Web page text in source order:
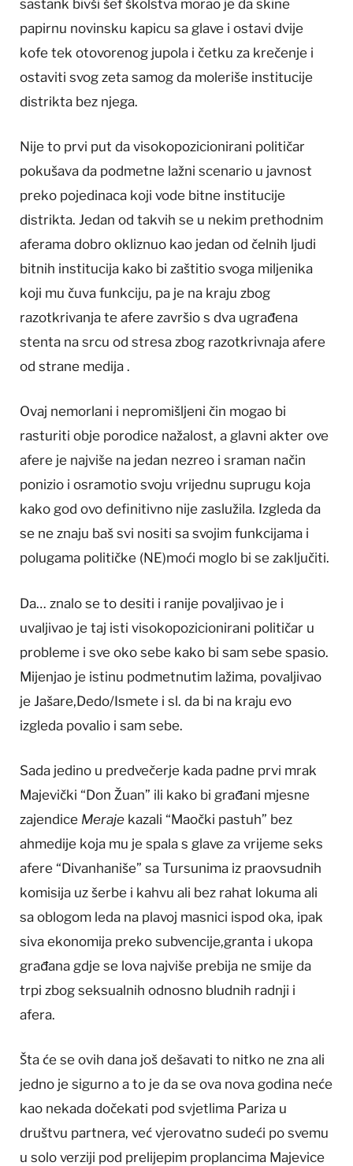
sastank bivši šef školstva morao je da skine
papirnu novinsku kapicu sa glave i ostavi dvije
kofe tek otovorenog jupola i četku za krečenje i
ostaviti svog zeta samog da moleriše institucije
distrikta bez njega.
Nije to prvi put da visokopozicionirani političar
pokušava da podmetne lažni scenario u javnost
preko pojedinaca koji vode bitne institucije
distrikta. Jedan od takvih se u nekim prethodnim
aferama dobro okliznuo kao jedan od čelnih ljudi
bitnih institucija kako bi zaštitio svoga miljenika
koji mu čuva funkciju, pa je na kraju zbog
razotkrivanja te afere završio s dva ugrađena
stenta na srcu od stresa zbog razotkrivnaja afere
od strane medija .
Ovaj nemorlani i nepromišljeni čin mogao bi
rasturiti obje porodice nažalost, a glavni akter ove
afere je najviše na jedan nezreo i sraman način
ponizio i osramotio svoju vrijednu suprugu koja
kako god ovo definitivno nije zaslužila. Izgleda da
se ne znaju baš svi nositi sa svojim funkcijama i
polugama političke (NE)moći moglo bi se zaključiti.
Da… znalo se to desiti i ranije povaljivao je i
uvaljivao je taj isti visokopozicionirani političar u
probleme i sve oko sebe kako bi sam sebe spasio.
Mijenjao je istinu podmetnutim lažima, povaljivao
je Jašare,Dedo/Ismete i sl. da bi na kraju evo
izgleda povalio i sam sebe.
Sada jedino u predvečerje kada padne prvi mrak
Majevički “Don Žuan” ili kako bi građani mjesne
zajendice Meraje kazali “Maočki pastuh” bez
ahmedije koja mu je spala s glave za vrijeme seks
afere “Divanhaniše” sa Tursunima iz praovsudnih
komisija uz šerbe i kahvu ali bez rahat lokuma ali
sa oblogom leda na plavoj masnici ispod oka, ipak
siva ekonomija preko subvencije,granta i ukopa
građana gdje se lova najviše prebija ne smije da
trpi zbog seksualnih odnosno bludnih radnji i
afera.
Šta će se ovih dana još dešavati to nitko ne zna ali
jedno je sigurno a to je da se ova nova godina neće
kao nekada dočekati pod svjetlima Pariza u
društvu partnera, već vjerovatno sudeći po svemu
u solo verziji pod prelijepim proplancima Majevice